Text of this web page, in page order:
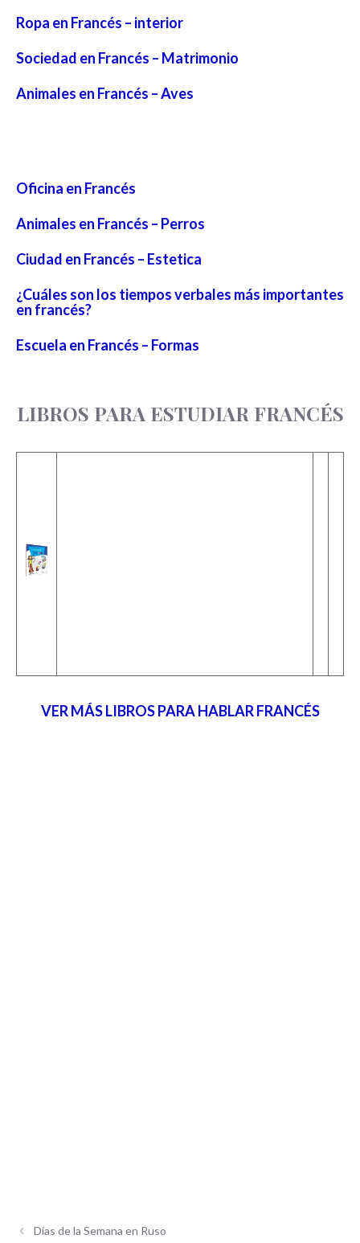
Ropa en Francés – interior
Sociedad en Francés – Matrimonio
Animales en Francés – Aves
Oficina en Francés
Animales en Francés – Perros
Ciudad en Francés – Estetica
¿Cuáles son los tiempos verbales más importantes
en francés?
Escuela en Francés – Formas
LIBROS PARA ESTUDIAR FRANCÉS
VER MÁS LIBROS PARA HABLAR FRANCÉS
Días de la Semana en Ruso